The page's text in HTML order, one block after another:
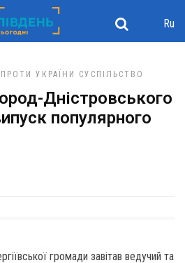
Ru
ПРОТИ УКРАЇНИ СУСПІЛЬСТВО
Дністровського
популярного
громади завітав ведучий та